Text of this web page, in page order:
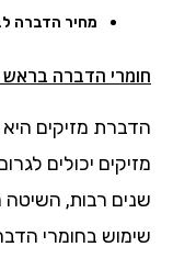
מחיר הדברה
חומרי הדברה בראש
הדברת מזיקים היא
מזיקים יכולים
שנים רבות, השיטה
שימוש בחומרי